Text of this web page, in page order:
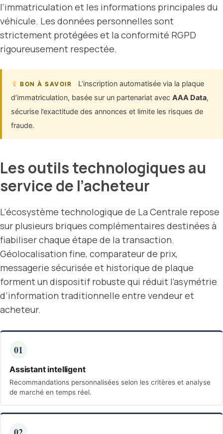
l’immatriculation et les informations principales du
véhicule. Les données personnelles sont
strictement protégées et la conformité RGPD
rigoureusement respectée.
BON À SAVOIR
L’inscription automatisée via la plaque
d’immatriculation, basée sur un partenariat avec AAA Data,
sécurise l’exactitude des annonces et limite les risques de
fraude.
Les outils technologiques au
service de l’acheteur
L’écosystème technologique de La Centrale repose
sur plusieurs briques complémentaires destinées à
fiabiliser chaque étape de la transaction.
Géolocalisation fine, comparateur de prix,
messagerie sécurisée et historique de plaque
forment un dispositif robuste qui réduit l’asymétrie
d’information traditionnelle entre vendeur et
acheteur.
01
Assistant intelligent
Recommandations personnalisées selon les critères et analyse
de marché en temps réel.